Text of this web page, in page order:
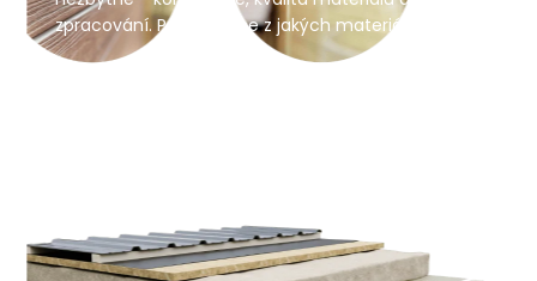
zpracování. Podívejte se z jakých materiálů jsou
naše sauny vyrobeny.